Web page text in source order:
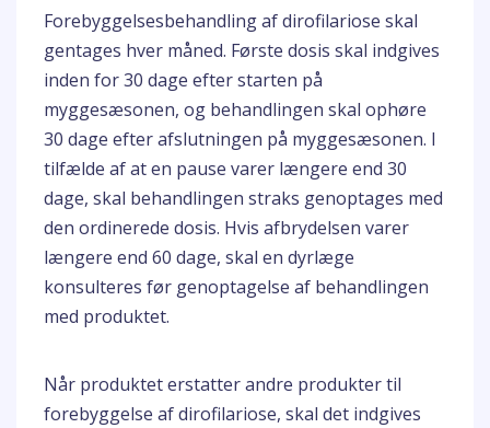
Forebyggelsesbehandling af dirofilariose skal
gentages hver måned. Første dosis skal indgives
inden for 30 dage efter starten på
myggesæsonen, og behandlingen skal ophøre
30 dage efter afslutningen på myggesæsonen. I
tilfælde af at en pause varer længere end 30
dage, skal behandlingen straks genoptages med
den ordinerede dosis. Hvis afbrydelsen varer
længere end 60 dage, skal en dyrlæge
konsulteres før genoptagelse af behandlingen
med produktet.
Når produktet erstatter andre produkter til
forebyggelse af dirofilariose, skal det indgives